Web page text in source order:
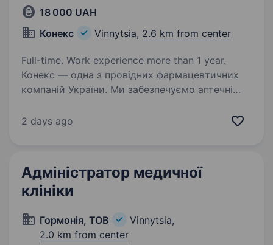
18 000 UAH
Конекс
Vinnytsia, 2.6 km from center
Full-time. Work experience more than 1 year.
Конекс — одна з провідних фармацевтичних
компаній України. Ми забезпечуємо аптечні
лікарськими засобами та виробами
2 days ago
Адміністратор медичної
клініки
Гормонія, ТОВ
Vinnytsia,
2.0 km from center